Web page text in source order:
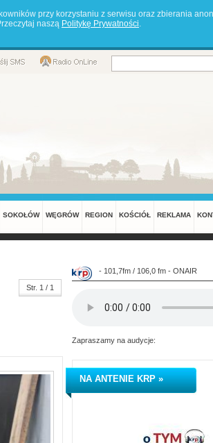
przy korzystaniu z serwisu oraz zbierania
naszą Politykę Prywatności.
SOKOŁÓW WĘGRÓW REGION KOŚCIÓŁ REKLAMA
Str. 1 / 1
- 101,7fm / 106,0 fm - ONAIR
Zapraszamy na audycje:
NA ANTENIE KRP »